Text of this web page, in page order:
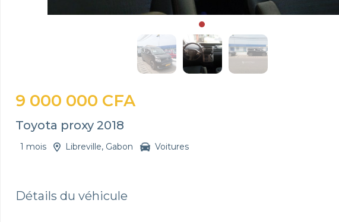
9 000 000 CFA
Toyota proxy 2018
1 mois Libreville, Gabon Voitures
Détails du véhicule